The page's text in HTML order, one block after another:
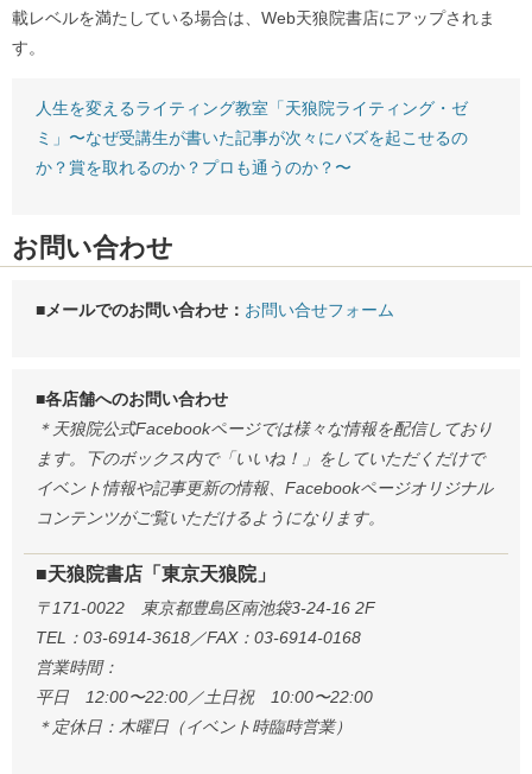
載レベルを満たしている場合は、Web天狼院書店にアップされま
す。
人生を変えるライティング教室「天狼院ライティング・ゼ
ミ」〜なぜ受講生が書いた記事が次々にバズを起こせるの
か？賞を取れるのか？プロも通うのか？〜
お問い合わせ
■メールでのお問い合わせ： お問い合せフォーム
■各店舗へのお問い合わせ
＊天狼院公式Facebookページでは様々な情報を配信しており
ます。下のボックス内で「いいね！」をしていただくだけで
イベント情報や記事更新の情報、Facebookページオリジナル
コンテンツがご覧いただけるようになります。
■天狼院書店「東京天狼院」
〒171-0022 東京都豊島区南池袋3-24-16 2F
TEL：03-6914-3618／FAX：03-6914-0168
営業時間：
平日 12:00〜22:00／土日祝 10:00〜22:00
＊定休日：木曜日（イベント時臨時営業）